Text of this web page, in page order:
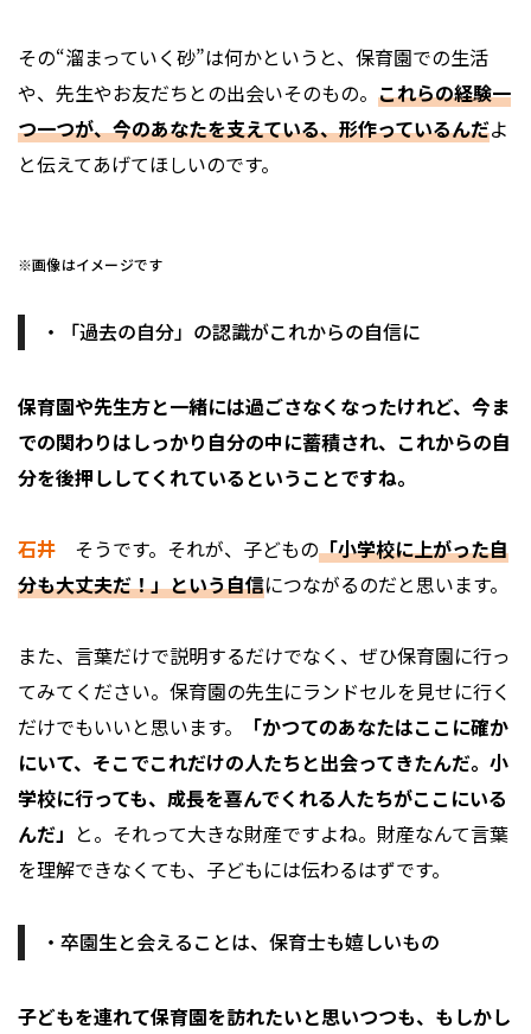
その“溜まっていく砂”は何かというと、保育園での生活
や、先生やお友だちとの出会いそのもの。 これらの経験一
つ一つが、今のあなたを支えている、形作っているんだよ
と伝えてあげてほしいのです。
※画像はイメージです
・「過去の自分」の認識がこれからの自信に
――保育園や先生方と一緒には過ごさなくなったけれど、今ま
での関わりはしっかり自分の中に蓄積され、これからの自
分を後押ししてくれているということですね。
石井 そうです。それが、子どもの「小学校に上がった自
分も大丈夫だ！」という自信につながるのだと思います。
また、言葉だけで説明するだけでなく、ぜひ保育園に行っ
てみてください。保育園の先生にランドセルを見せに行く
だけでもいいと思います。
「かつてのあなたはここに確か
にいて、そこでこれだけの人たちと出会ってきたんだ。小
学校に行っても、成長を喜んでくれる人たちがここにいる
んだ」 と。それって大きな財産ですよね。財産なんて言葉
を理解できなくても、子どもには伝わるはずです。
・卒園生と会えることは、保育士も嬉しいもの
――子どもを連れて保育園を訪れたいと思いつつも、もしかし